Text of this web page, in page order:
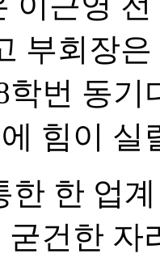
부회장
학번 동
힘이 실
한 한 업
굳건한 자